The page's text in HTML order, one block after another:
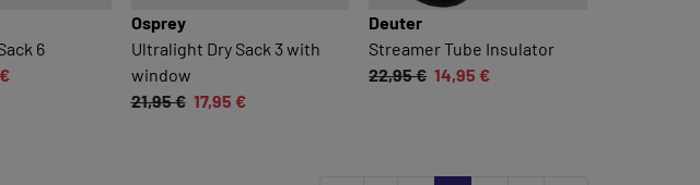
anzeigen
6
Osprey
Ultralight Dry Sack 3 with
window
21,95 € 17,95 €
Deuter
Streamer Tube Insulator
22,95 € 14,95 €